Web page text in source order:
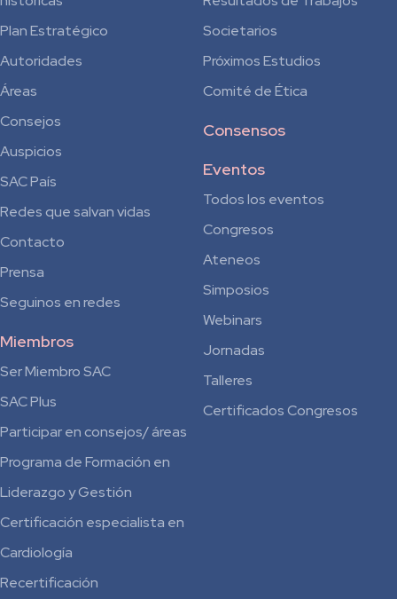
Plan Estratégico
Autoridades
Áreas
Consejos
Auspicios
SAC País
Redes que salvan vidas
Contacto
Prensa
Seguinos en redes
Miembros
Ser Miembro SAC
SAC Plus
Participar en consejos/ áreas
Programa de Formación en
Liderazgo y Gestión
Certificación especialista en
Cardiología
Recertificación
Societarios
Próximos Estudios
Comité de Ética
Consensos
Eventos
Todos los eventos
Congresos
Ateneos
Simposios
Webinars
Jornadas
Talleres
Certificados Congresos